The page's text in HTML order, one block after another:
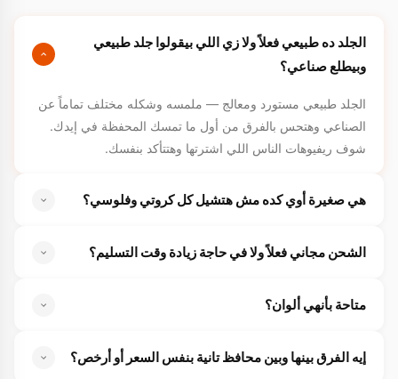
الجلد ده طبيعي فعلاً ولا زي اللي بيقولوا جلد طبيعي
وبيطلع صناعي؟
الجلد طبيعي مستورد ومعالج — ملمسه وشكله مختلف تماماً عن
الصناعي وهتحس بالفرق من أول ما تمسك المحفظة في إيدك.
شوف ريفيوهات الناس اللي اشترتها وهتتأكد بنفسك.
هي صغيرة أوي كده مش هتشيل كل كروتي وفلوسي؟
وفلوس كاش كمان. يعني مش هتحتاج تسيب أي كارت ورا.
الشحن مجاني فعلاً ولا في حاجة زيادة وقت التسليم؟
تكاليف زيادة خالص — السعر اللي بتشوفه هو اللي بتدفعه.
متاحة بأنهي ألوان؟
المفضل وقت الطلب.
إيه الفرق بينها وبين محافظ تانية بنفس السعر أو أرخص؟